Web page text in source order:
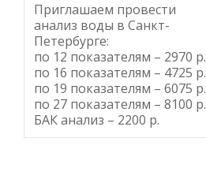
Приглашаем провести
анализ воды в Санкт-
Петербурге:
по 12 показателям – 2970 р.
по 16 показателям – 4725 р.
по 19 показателям – 6075 р.
по 27 показателям – 8100 р.
БАК анализ – 2200 р.